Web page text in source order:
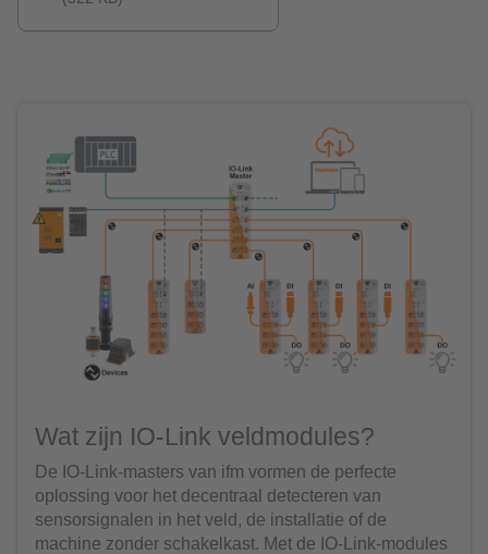
Wat zijn IO-Link veldmodules?
De IO-Link-masters van ifm vormen de perfecte
oplossing voor het decentraal detecteren van
sensorsignalen in het veld, de installatie of de
machine zonder schakelkast. Met de IO-Link-modules